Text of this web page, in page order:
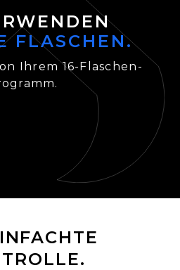
FLASCHEN.
Ihrem 16-Flaschen-